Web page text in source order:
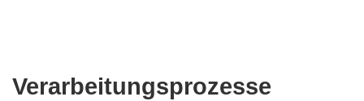
Verarbeitungsprozesse